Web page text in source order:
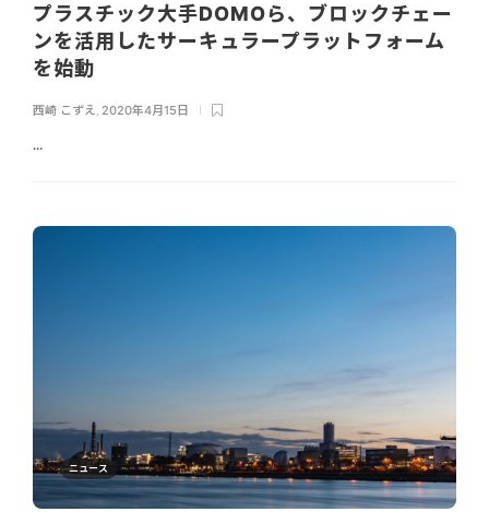
プラスチック大手DOMOら、ブロックチェー
ンを活用したサーキュラープラットフォーム
を始動
西崎 こずえ 2020年4月15日
...
ニュース